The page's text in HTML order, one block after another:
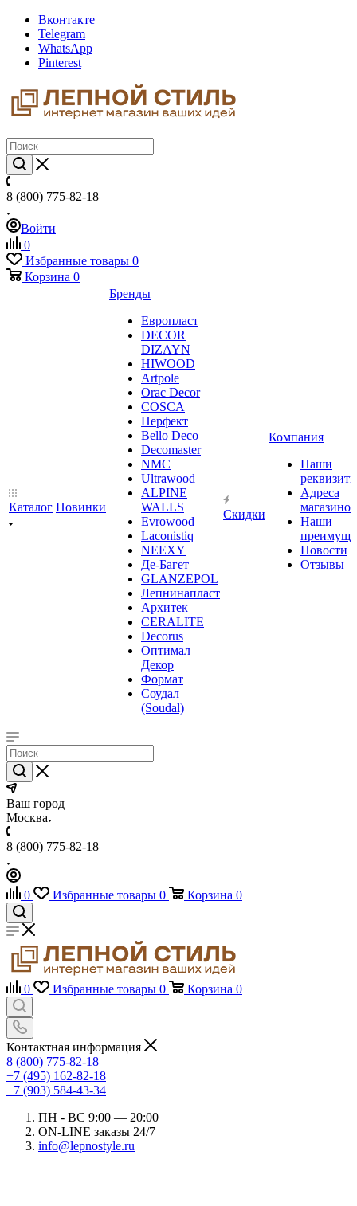
Вконтакте
Telegram
WhatsApp
Pinterest
8 (800) 775-82-18
Войти
0
Избранные товары 0
Корзина 0
Каталог Новинки
Бренды
Европласт
DECOR
DIZAYN
HIWOOD
Artpole
Orac Decor
COSCA
Перфект
Bello Deco
Decomaster
NMС
Ultrawood
ALPINE
WALLS
Evrowood
Laconistiq
NEEXY
Де-Багет
GLANZEPOL
Лепнинапласт
Архитек
CERALITE
Decorus
Оптимал
Декор
Формат
Соудал
(Soudal)
Скидки
Компания
Наши
Адреса
магазинов
Наши
Новости
Отзывы
Ваш город
Москва
8 (800) 775-82-18
0 Избранные товары 0 Корзина 0
0 Избранные товары 0 Корзина 0
Контактная информация
8 (800) 775-82-18
+7 (495) 162-82-18
+7 (903) 584-43-34
ПН - ВС 9:00 — 20:00
ON-LINE заказы 24/7
info@lepnostyle.ru